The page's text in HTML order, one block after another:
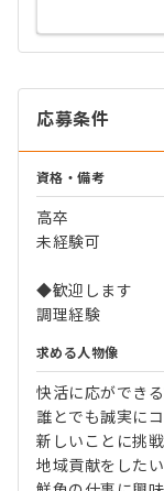
応募条件
資格・備考
高卒
未経験可
◆歓迎します
調理経験
求める人物像
快活に応ができ
誰とでも誠実に
新しいことに挑
地域貢献をしたい